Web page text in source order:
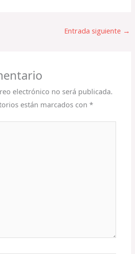
Entrada siguiente →
electrónico no será publicada.
están marcados con*